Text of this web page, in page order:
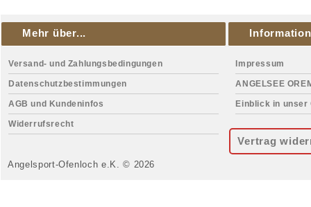
Mehr über...
Versand- und Zahlungsbedingungen
Datenschutzbestimmungen
AGB und Kundeninfos
Widerrufsrecht
Impressum
ANGELSEE
Einblick in unser
Vertrag
Angelsport-Ofenloch e.K. © 2026